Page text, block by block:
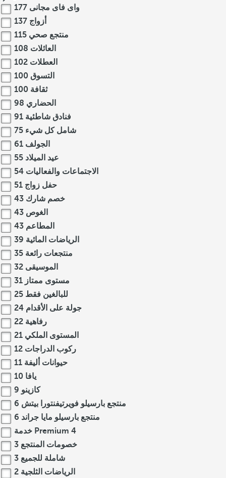
واى فاى مجانى 177
أزواج 137
منتجع صحي 115
العائلات 108
العطلات 102
التسوق 100
ثقافة 100
الحضاري 98
فنادق شاطئية 91
شامل كل شيء 75
الجولف 61
عيد الميلاد 55
الاجتماعات والفعاليات 54
حفل زواج 51
خصم شارك 43
الغوص 43
المطاعم 43
الرياضات المائية 39
منتجعات رائعة 35
الموسيقى 32
مستوى ممتاز 31
للبالغين فقط 25
جولة على الأقدام 24
رفاهية 22
المستوى الملكي 21
ركوب الدراجات 12
حيوانات أليفة 11
يافا 10
كازينو 9
منتجع بارسيلو فويرتيفنتورا بيتش 6
منتجع بارسيلو مايا جراند 6
خدمة Premium 4
خصومات المنتجع 3
شاملة للجميع 3
الرياضات الثلجية 2